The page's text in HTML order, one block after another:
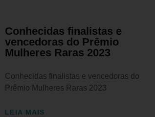
Conhecidas finalistas e
vencedoras do Prêmio
Mulheres Raras 2023
Conhecidas finalistas e vencedoras do
Prêmio Mulheres Raras 2023
LEIA MAIS